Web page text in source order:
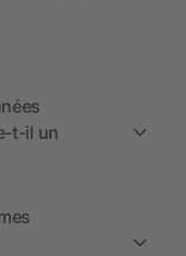
t-il un